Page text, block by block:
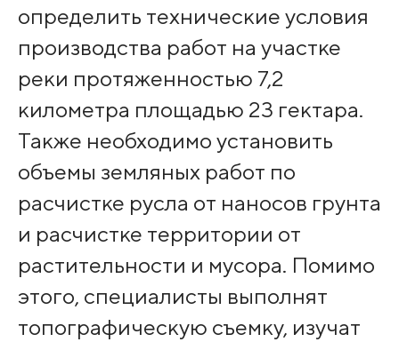
определить технические условия
производства работ на участке
реки протяженностью 7,2
километра площадью 23 гектара.
Также необходимо установить
объемы земляных работ по
расчистке русла от наносов грунта
и расчистке территории от
растительности и мусора. Помимо
этого, специалисты выполнят
топографическую съемку, изучат